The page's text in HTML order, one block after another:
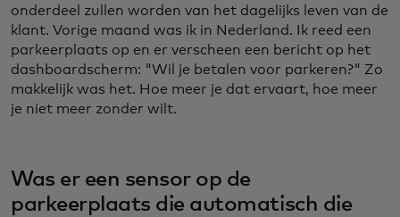
onderdeel zullen worden van het dagelijks leven van de
klant. Vorige maand was ik in Nederland. Ik reed een
parkeerplaats op en er verscheen een bericht op het
dashboardscherm: "Wil je betalen voor parkeren?" Zo
makkelijk was het. Hoe meer je dat ervaart, hoe meer
je niet meer zonder wilt.
Was er een sensor op de
parkeerplaats die automatisch die